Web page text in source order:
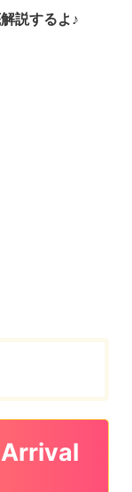
説するよ♪
Arrival